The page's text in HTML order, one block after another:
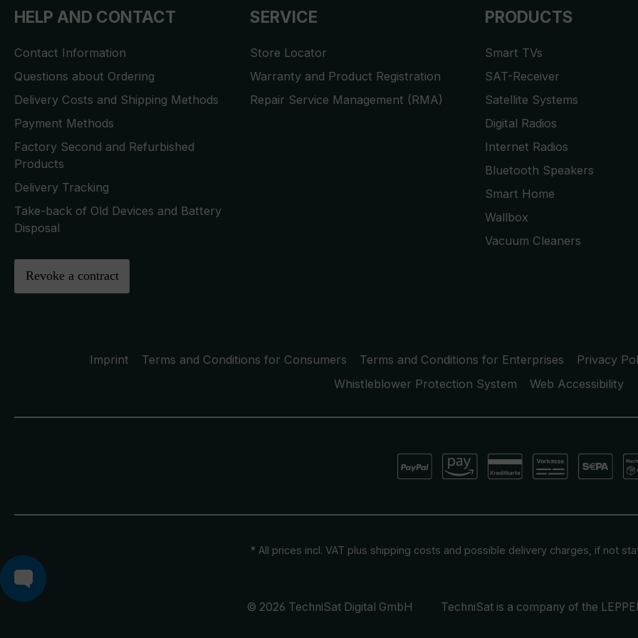
HELP AND CONTACT
Contact Information
Questions about Ordering
Delivery Costs and Shipping Methods
Payment Methods
Factory Second and Refurbished
Products
Delivery Tracking
Take-back of Old Devices and Battery
Disposal
Revoke a contract
SERVICE
Store Locator
Warranty and Product Registration
Repair Service Management (RMA)
PRODUCTS
Smart TVs
SAT-Receiver
Satellite Systems
Digital Radios
Internet Radios
Bluetooth Speakers
Smart Home
Wallbox
Vacuum Cleaners
Imprint Terms and Conditions for Consumers Terms and Conditions for Enterprises
Privacy
Whistleblower Protection System
Web Accessibility
* All prices incl. VAT plus shipping costs and possible delivery charges, if not
© 2026 TechniSat Digital GmbH TechniSat is a company of the